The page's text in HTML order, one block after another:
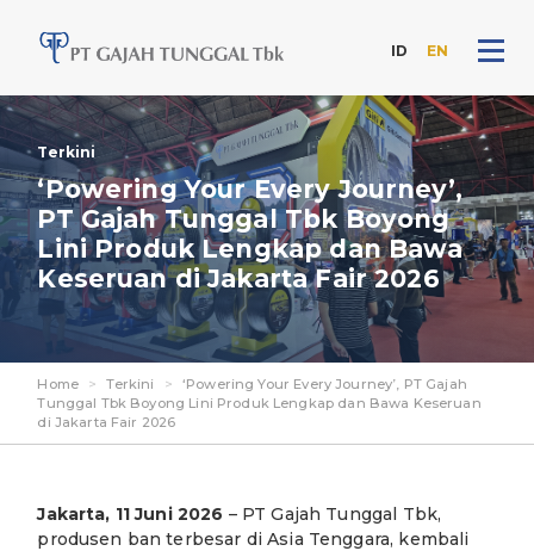
Skip
to
the
content
ID EN
Terkini
‘Powering Your Every Journey’,
PT Gajah Tunggal Tbk Boyong
Lini Produk Lengkap dan Bawa
Keseruan di Jakarta Fair 2026
Home > Terkini >
‘Powering Your Every Journey’, PT Gajah
Tunggal Tbk Boyong Lini Produk Lengkap dan Bawa Keseruan
di Jakarta Fair 2026
Jakarta, 11 Juni 2026 – PT Gajah Tunggal Tbk,
produsen ban terbesar di Asia Tenggara, kembali